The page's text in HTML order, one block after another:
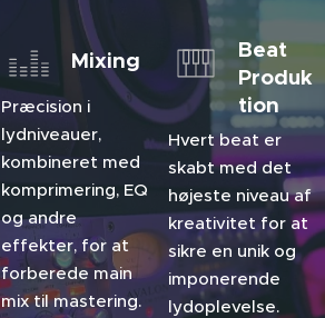
Mixing
Præcision i
lydniveauer,
kombineret med
komprimering, EQ
og andre
effekter, for at
forberede main
mix til mastering.
Beat
Produk
tion
Hvert beat er
skabt med det
højeste niveau af
kreativitet for at
sikre en unik og
imponerende
lydoplevelse.